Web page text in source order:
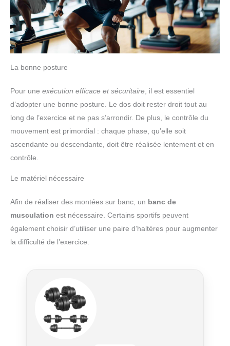
La bonne posture
Pour une exécution efficace et sécuritaire , il est essentiel
d’adopter une bonne posture. Le dos doit rester droit tout au
long de l’exercice et ne pas s’arrondir. De plus, le contrôle du
mouvement est primordial : chaque phase, qu’elle soit
ascendante ou descendante, doit être réalisée lentement et en
contrôle.
Le matériel nécessaire
Afin de réaliser des montées sur banc, un banc de
musculation est nécessaire. Certains sportifs peuvent
également choisir d’utiliser une paire d’haltères pour augmenter
la difficulté de l’exercice.